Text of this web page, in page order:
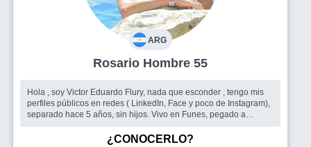
ARG
Rosario Hombre 55
Hola , soy Victor Eduardo Flury, nada que esconder , tengo mis
perfiles públicos en redes ( LinkedIn, Face y poco de Instagram),
separado hace 5 años, sin hijos. Vivo en Funes, pegado a
Agradable compañia¿CONOCERLO?